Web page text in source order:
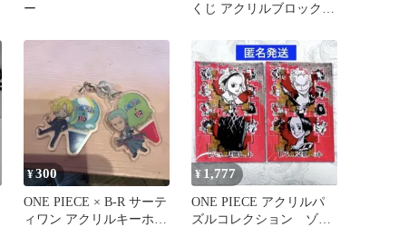
ー
くじ アクリルブロックチ
¥300
ONE PIECE × B-R サーテ
ィワン アクリルキーホル
¥ 1,777
ONE PIECE アクリルパ
ズルコレクション ゾ